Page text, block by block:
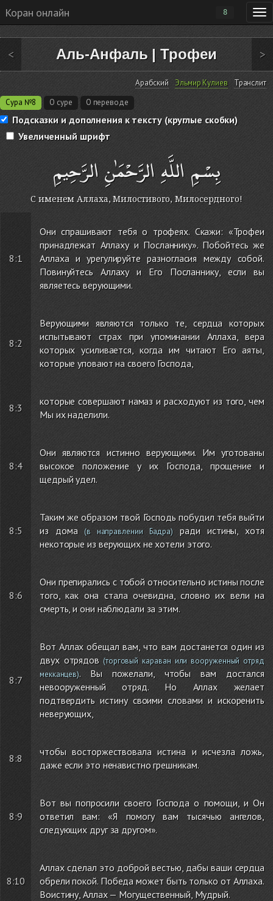
Коран онлайн 8
< Аль-Анфаль|Трофеи >
Сура №8 О суре О переводе
Арабский Эльмир Кулиев Транслит
Подсказки и дополнения к тексту (круглые скобки)
Увеличенный шрифт
بِسْمِ اللَّهِ الرَّحْمَٰنِ الرَّحِيمِ
С именем Аллаха, Милостивого, Милосердного!
8:1
Они спрашивают тебя о трофеях. Скажи: «Трофеи
принадлежат Аллаху и Посланнику». Побойтесь же
Аллаха и урегулируйте разногласия между собой.
Повинуйтесь Аллаху и Его Посланнику, если вы
являетесь верующими.
8:2
Верующими являются только те, сердца которых
испытывают страх при упоминании Аллаха, вера
которых усиливается, когда им читают Его аяты,
которые уповают на своего Господа,
8:3
которые совершают намаз и расходуют из того, чем
Мы их наделили.
8:4
Они являются истинно верующими. Им уготованы
высокое положение у их Господа, прощение и
щедрый удел.
8:5
Таким же образом твой Господь побудил тебя выйти
из дома(в направлении Бадра) ради истины, хотя
некоторые из верующих не хотели этого.
8:6
Они препирались с тобой относительно истины после
того, как она стала очевидна, словно их вели на
смерть, и они наблюдали за этим.
8:7
Вот Аллах обещал вам, что вам достанется один из
двух отрядов (торговый караван или вооруженный отряд
мекканцев). Вы пожелали, чтобы вам достался
невооруженный отряд. Но Аллах желает
подтвердить истину своими словами и искоренить
неверующих,
8:8
чтобы восторжествовала истина и исчезла ложь,
даже если это ненавистно грешникам.
8:9
Вот вы попросили своего Господа о помощи, и Он
ответил вам: «Я помогу вам тысячью ангелов,
следующих друг за другом».
8:10
Аллах сделал это доброй вестью, дабы ваши сердца
обрели покой. Победа может быть только от Аллаха.
Воистину, Аллах — Могущественный, Мудрый.